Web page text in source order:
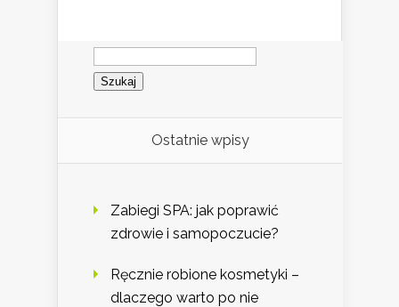
Szukaj:
Ostatnie wpisy
Zabiegi SPA: jak poprawić
zdrowie i samopoczucie?
Ręcznie robione kosmetyki –
dlaczego warto po nie